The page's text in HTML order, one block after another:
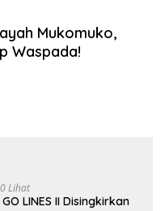
Mukomuko,
Waspada!
Lihat
LINES II Disingkirkan